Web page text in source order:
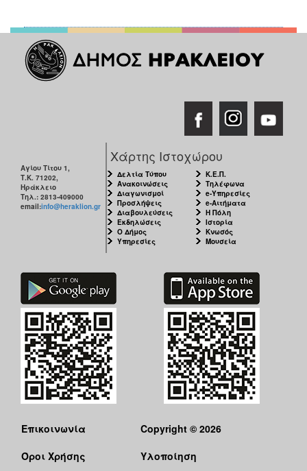
Αγίου Τίτου 1,
Τ.Κ. 71202,
Ηράκλειο
Τηλ.: 2813-409000
email:info@heraklion.gr
Χάρτης Ιστοχώρου
Δελτία Τύπου
Ανακοινώσεις
Διαγωνισμοί
Προσλήψεις
Διαβουλεύσεις
Εκδηλώσεις
Ο Δήμος
Υπηρεσίες
Κ.Ε.Π.
Τηλέφωνα
e-Υπηρεσίες
e-Αιτήματα
Η Πόλη
Ιστορία
Κνωσός
Μουσεία
Επικοινωνία
Όροι Χρήσης
Copyright © 2026
Υλοποίηση